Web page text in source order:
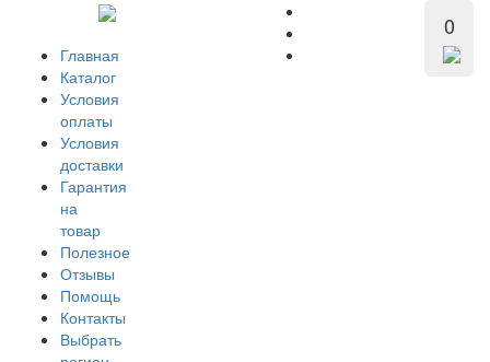
Главная
Каталог
Условия
оплаты
Условия
доставки
Гарантия
на
товар
Полезное
Отзывы
Помощь
Контакты
Выбрать
0